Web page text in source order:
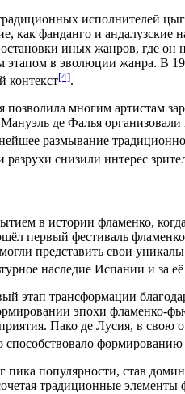
исполнителей
как фанданго и андалузские
иных жанров, где он
этапом в эволюции жанра. В
контекст[4].
позволила многим артистам
Мануэль де Фалья
размывание
снизили интерес
в истории фламенко,
первый фестиваль фламенко
представить свои
наследие Испании и за
этап трансформации
эпохи фламенко-
Пако де Лусия, в
способствовало
пика популярности, став
традиционные